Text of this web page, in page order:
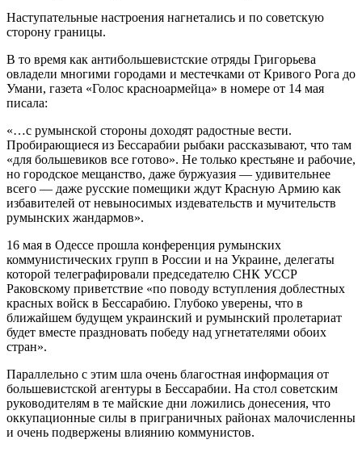
Наступательные настроения нагнетались и по советскую
сторону границы.
В то время как антибольшевистские отряды Григорьева
овладели многими городами и местечками от Кривого Рога до
Умани, газета «Голос красноармейца» в номере от 14 мая
писала:
«…с румынской стороны доходят радостные вести.
Пробирающиеся из Бессарабии рыбаки рассказывают, что там
«для большевиков все готово». Не только крестьяне и рабочие,
но городское мещанство, даже буржуазия — удивительнее
всего — даже русские помещики ждут Красную Армию как
избавителей от невыносимых издевательств и мучительств
румынских жандармов».
16 мая в Одессе прошла конференция румынских
коммунистических групп в России и на Украине, делегаты
которой телеграфировали председателю СНК УССР
Раковскому приветствие «по поводу вступления доблестных
красных войск в Бессарабию. Глубоко уверены, что в
ближайшем будущем украинский и румынский пролетариат
будет вместе праздновать победу над угнетателями обоих
стран».
Параллельно с этим шла очень благостная информация от
большевистской агентуры в Бессарабии. На стол советским
руководителям в те майские дни ложились донесения, что
оккупационные силы в приграничных районах малочисленны
и очень подвержены влиянию коммунистов.